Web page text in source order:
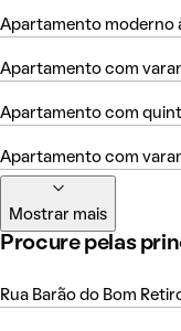
Apartamento moderno
Apartamento com
Apartamento com
Apartamento com
Mostrar mais
Procure pelas
Rua Barão do Bom